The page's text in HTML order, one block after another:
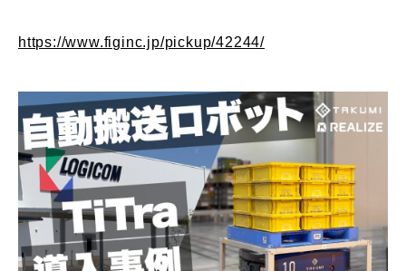
https://www.figinc.jp/pickup/42244/